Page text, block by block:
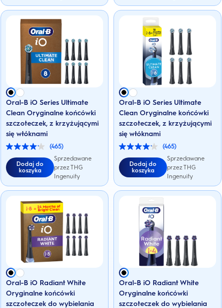
Recenzji
Recenzji
Oral-B iO Series Ultimate
Clean Oryginalne końcówki
szczoteczek, z krzyżującymi
się włóknami
(465)
4.1
na
5
gwiazdek.
Recenzji
Dodaj do
koszyka
Sprzedawane
przez THG
Ingenuity
Oral-B iO Series Ultimate
Clean Oryginalne końcówki
szczoteczek, z krzyżującymi
się włóknami
(465)
4.1
na
5
gwiazdek.
Recenzji
Dodaj do
koszyka
Sprzedawane
przez THG
Ingenuity
Oral-B iO Radiant White
Oryginalne końcówki
szczoteczek do wybielania
Oral-B iO Radiant White
Oryginalne końcówki
szczoteczek do wybielania